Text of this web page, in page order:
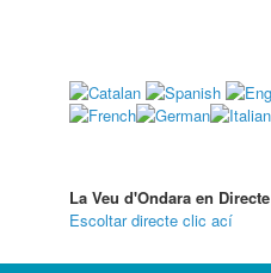
La Veu d'Ondara en Directe
Escoltar directe clic ací